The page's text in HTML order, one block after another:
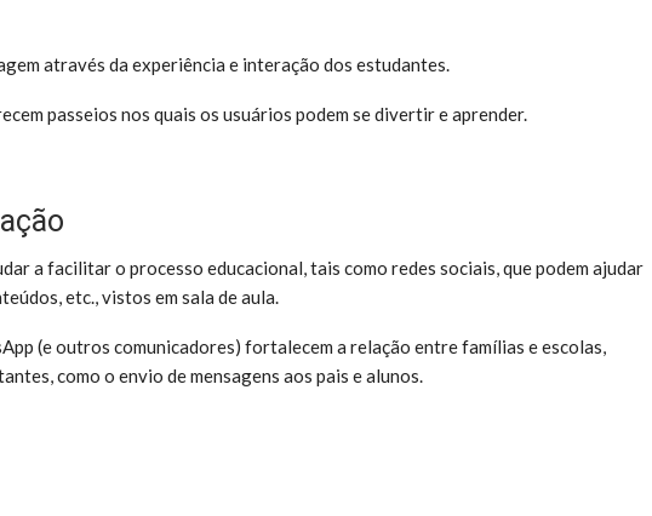
através da experiência e interação dos estudantes.
passeios nos quais os usuários podem se divertir e aprender.
a facilitar o processo educacional, tais como redes sociais, que podem ajudar
etc., vistos em sala de aula.
(e outros comunicadores) fortalecem a relação entre famílias e escolas,
como o envio de mensagens aos pais e alunos.